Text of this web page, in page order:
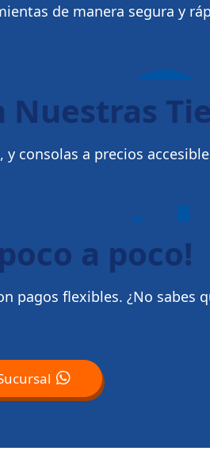
de manera segura y
consolas a precios
a poco!
pagos flexibles. ¿No sabes